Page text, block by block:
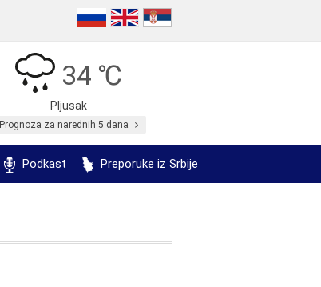
34 ℃
Pljusak
Prognoza za narednih 5 dana
Podkast Preporuke iz Srbije